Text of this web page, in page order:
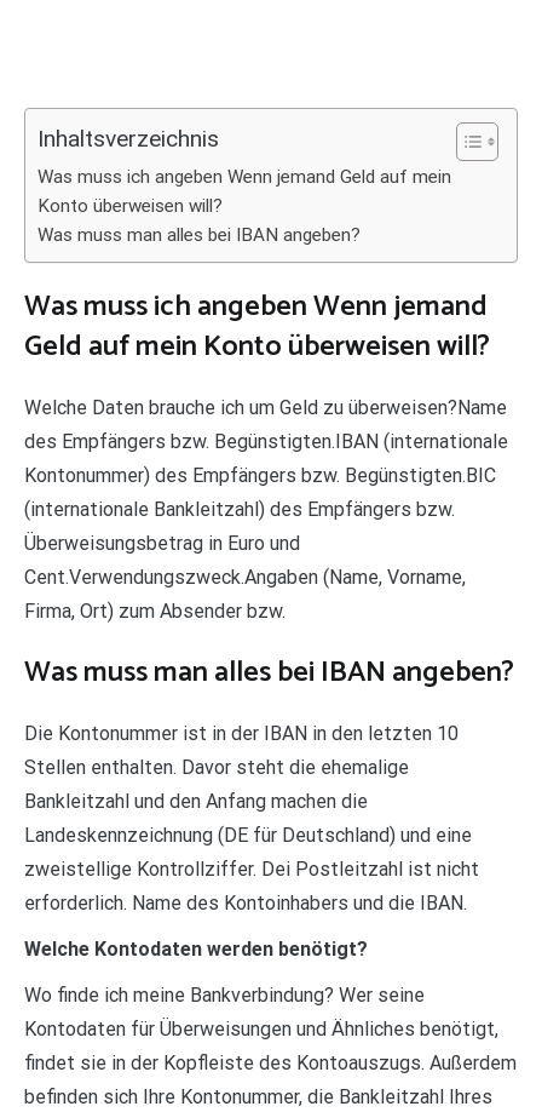
Inhaltsverzeichnis
Was muss ich angeben Wenn jemand Geld auf mein
Konto überweisen will?
Was muss man alles bei IBAN angeben?
Was muss ich angeben Wenn jemand
Geld auf mein Konto überweisen will?
Welche Daten brauche ich um Geld zu überweisen?Name
des Empfängers bzw. Begünstigten.IBAN (internationale
Kontonummer) des Empfängers bzw. Begünstigten.BIC
(internationale Bankleitzahl) des Empfängers bzw.
Überweisungsbetrag in Euro und
Cent.Verwendungszweck.Angaben (Name, Vorname,
Firma, Ort) zum Absender bzw.
Was muss man alles bei IBAN angeben?
Die Kontonummer ist in der IBAN in den letzten 10
Stellen enthalten. Davor steht die ehemalige
Bankleitzahl und den Anfang machen die
Landeskennzeichnung (DE für Deutschland) und eine
zweistellige Kontrollziffer. Dei Postleitzahl ist nicht
erforderlich. Name des Kontoinhabers und die IBAN.
Welche Kontodaten werden benötigt?
Wo finde ich meine Bankverbindung? Wer seine
Kontodaten für Überweisungen und Ähnliches benötigt,
findet sie in der Kopfleiste des Kontoauszugs. Außerdem
befinden sich Ihre Kontonummer, die Bankleitzahl Ihres